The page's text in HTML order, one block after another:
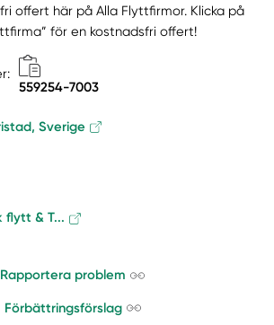
offert här på Alla Flyttfirmor. Klicka på
för en kostnadsfri offert!
559254-7003
Sverige
flytt & T...
Rapportera problem
Förbättringsförslag